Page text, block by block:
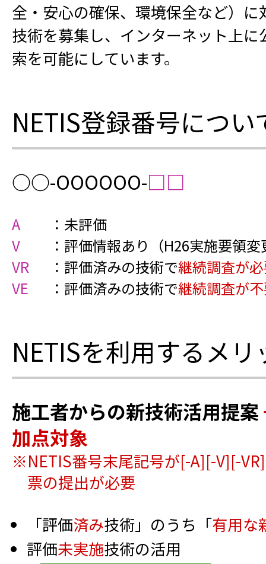
全・安心の確保、環境保全など）
技術を募集し、インターネット上
索を可能にしています。
NETIS登録番号につい
○○-ОООООО-□□
A
未評価
V
評価情報あり（H26実施要領変
VR
評価済みの技術で継続調査が
VE
評価済みの技術で継続調査が
NETISを利用するメリ
施工者からの新技術活用提案
加点対象
※NETIS番号末尾記号が[-A][-V][-
票の提出が必要
「評価済み技術」のうち「有用な
評価未実施技術の活用